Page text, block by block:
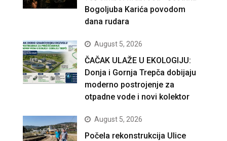
Bogoljuba Karića povodom
dana rudara
August 5, 2026
ČAČAK ULAŽE U EKOLOGIJU:
Donja i Gornja Trepča dobijaju
moderno postrojenje za
otpadne vode i novi kolektor
August 5, 2026
Počela rekonstrukcija Ulice